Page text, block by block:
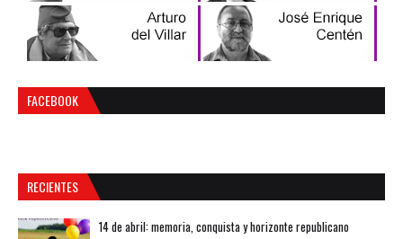
FACEBOOK
RECIENTES
14 de abril: memoria, conquista y horizonte republicano